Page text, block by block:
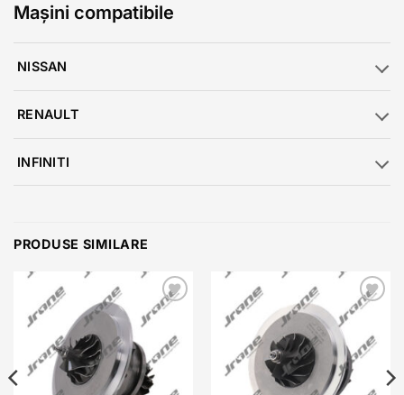
Mașini compatibile
NISSAN
RENAULT
INFINITI
PRODUSE SIMILARE
Add to
Add to